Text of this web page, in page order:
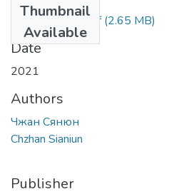
Thumbnail
Available
Chzhan Sianiun.pdf(2.65 MB)
Date
2021
Authors
Чжан Сянюн
Chzhan Sianiun
Publisher